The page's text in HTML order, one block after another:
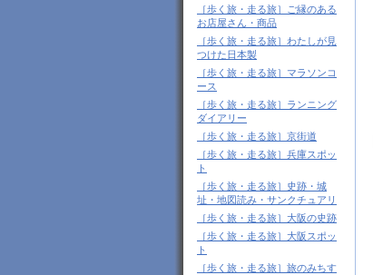
［歩く旅・走る旅］ご縁のある
お店屋さん・商品
［歩く旅・走る旅］わたしが見
つけた日本製
［歩く旅・走る旅］マラソンコ
ース
［歩く旅・走る旅］ランニング
ダイアリー
［歩く旅・走る旅］京街道
［歩く旅・走る旅］兵庫スポッ
ト
［歩く旅・走る旅］史跡・城
址・地図読み・サンクチュアリ
［歩く旅・走る旅］大阪の史跡
［歩く旅・走る旅］大阪スポッ
ト
［歩く旅・走る旅］旅のみちす